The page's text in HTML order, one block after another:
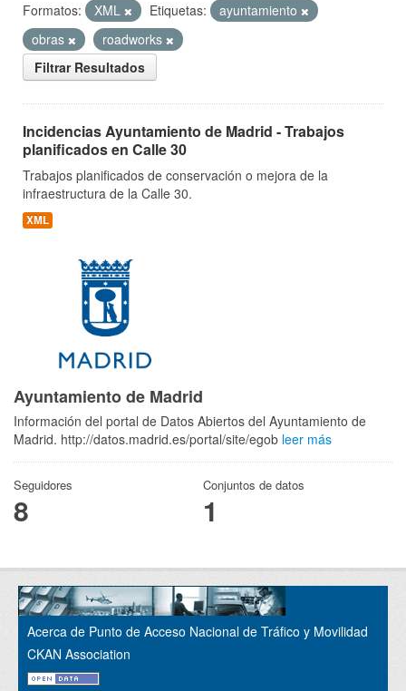
Formatos: XML Etiquetas:
ayuntamiento
obras
roadworks
Filtrar Resultados
Incidencias Ayuntamiento de Madrid - Trabajos
planificados en Calle 30
Trabajos planificados de conservación o mejora de la
infraestructura de la Calle 30.
XML
Ayuntamiento de Madrid
Información del portal de Datos Abiertos del Ayuntamiento de
Madrid. http://datos.madrid.es/portal/site/egob leer más
Seguidores
8
Conjuntos de datos
1
Acerca de Punto de Acceso Nacional de Tráfico y Movilidad
CKAN Association